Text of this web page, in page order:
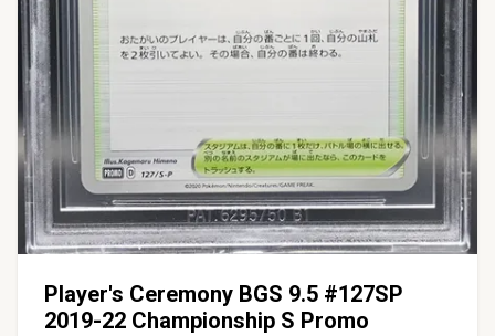
Player's Ceremony BGS 9.5 #127SP
2019-22 Championship S Promo